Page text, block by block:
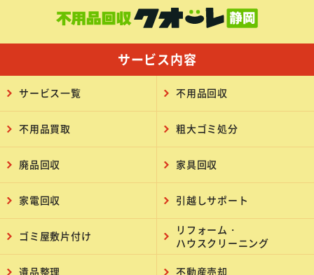
サービス内容
サービス一覧 不用品回収
不用品買取 粗大ゴミ処分
廃品回収 家具回収
家電回収 引越しサポート
ゴミ屋敷片付け
リフォーム・
ハウスクリーニング
遺品整理 不動産売却